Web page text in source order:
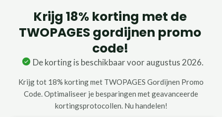
Krijg 18% korting met de
TWOPAGES gordijnen promo
code!
De korting is beschikbaar voor augustus 2026.
Krijg tot 18% korting met TWOPAGES Gordijnen Promo
Code. Optimaliseer je besparingen met geavanceerde
kortingsprotocollen. Nu handelen!